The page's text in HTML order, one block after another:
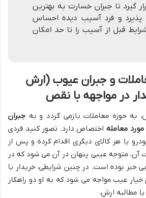
گیرد تا جبران خسارت به بهترین
و فرد آسیب دیده احساس
قبل از آسیب را تا حد امکان
و جبران عیوب (ارش
در مواجهه با نقص
به حوزه معاملات بازمی گردد و به جبران
معامله اختصاص دارد. تصور کنید فردی
یا هر کالای دیگری اقدام کرده و پس از
آن، متوجه عیبی پنهان در آن می شود که در
خبر بوده است. در چنین شرایطی، خریدار با
خیار عیب مواجه می شود که به او دو راهکار
مطالبه ارش.